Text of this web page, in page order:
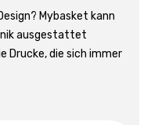
Mybasket kann
ausgestattet
Drucke, die sich immer